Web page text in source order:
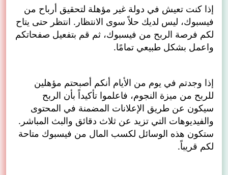
إذا كنت تعيش في دولة غير مؤهلة لتحقيق أرباح من
فيسبوك، ليس لديك حلاً سوى الانتظار. انتظر حتى يتاح
لكم فرصة الربح من فيسبوك، ثم قم بتفعيل صفحاتكم
واعمل بشكل طبيعي تمامًا.
إذا وجدتم في يوم من الأيام أنكم أصبحتم مؤهلين
للربح من ميزة النجوم، فاعلموا تأكيداً بأن الربح
سيكون عن طريق الإعلانات المضمنة في المحتوى
والفيديوهات التي تزيد عن ثلاث دقائق والبث المباشر.
ستكون هذه الوسائل لكسب المال من فيسبوك متاحة
لكم قريباً.